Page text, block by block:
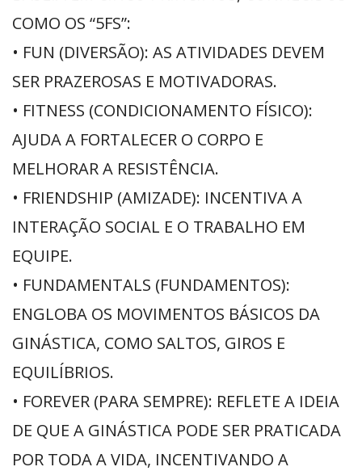
COMO OS “5FS”:
• FUN (DIVERSÃO): AS ATIVIDADES DEVEM
SER PRAZEROSAS E MOTIVADORAS.
• FITNESS (CONDICIONAMENTO FÍSICO):
AJUDA A FORTALECER O CORPO E
MELHORAR A RESISTÊNCIA.
• FRIENDSHIP (AMIZADE): INCENTIVA A
INTERAÇÃO SOCIAL E O TRABALHO EM
EQUIPE.
• FUNDAMENTALS (FUNDAMENTOS):
ENGLOBA OS MOVIMENTOS BÁSICOS DA
GINÁSTICA, COMO SALTOS, GIROS E
EQUILÍBRIOS.
• FOREVER (PARA SEMPRE): REFLETE A IDEIA
DE QUE A GINÁSTICA PODE SER PRATICADA
POR TODA A VIDA, INCENTIVANDO A